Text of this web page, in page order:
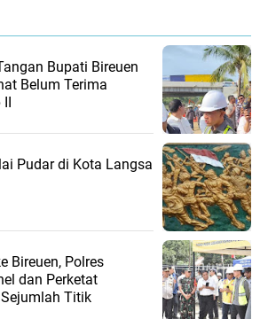
Bupati Bireuen
Belum Terima
II
Pudar di Kota Langsa
Bireuen, Polres
dan Perketat
Titik